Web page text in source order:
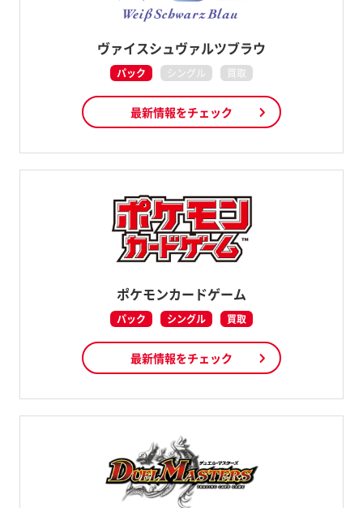
ヴァイスシュヴァルツブラウ
パック シングル 買取
最新情報をチェック
ポケモンカードゲーム
パック シングル 買取
最新情報をチェック